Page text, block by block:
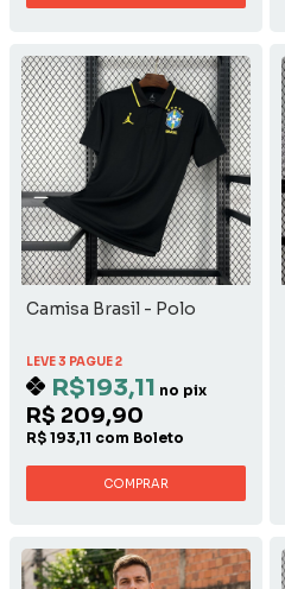
Camisa Brasil - Polo
LEVE 3 PAGUE 2
R$193,11 no pix
R$ 209,90
R$ 193,11 com Boleto
COMPRAR